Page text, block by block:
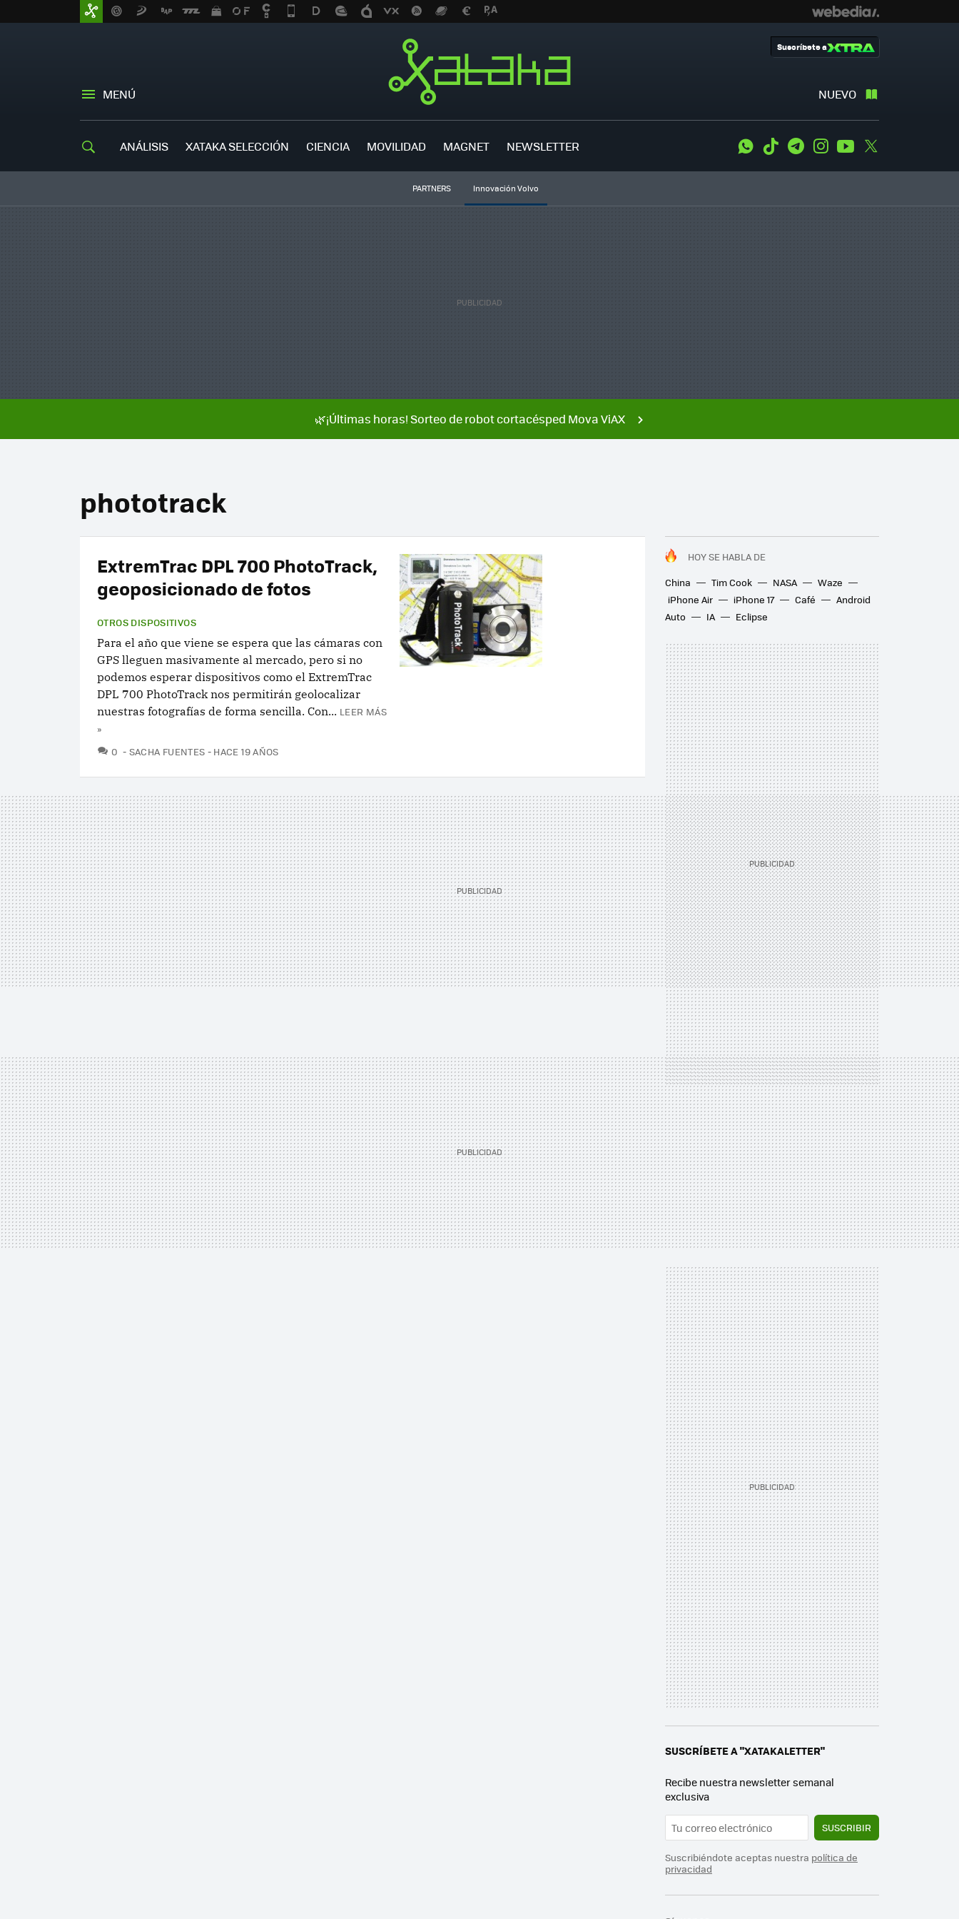
MENÚ NUEVO
Suscríbete a
ANÁLISIS XATAKA SELECCIÓN CIENCIA MOVILIDAD MAGNET NEWSLETTER WhatsApp
Tiktok TelegramInstagramYoutube
PARTNERS Innovación Volvo
🌿¡Últimas horas! Sorteo de robot cortacésped Mova ViAX
phototrack
HOY SE HABLA DE
China
Tim Cook NASA
Waze
iPhone Air
iPhone 17 Café
Android
Auto
IA Eclipse
ExtremTrac DPL 700 PhotoTrack,
geoposicionado de fotos
OTROS DISPOSITIVOS
Para el año que viene se espera que las cámaras con
GPS lleguen masivamente al mercado, pero si no
podemos esperar dispositivos como el ExtremTrac
DPL 700 PhotoTrack nos permitirán geolocalizar
nuestras fotografías de forma sencilla. Con... LEER MÁS
»
0 COMENTARIOS
SACHA FUENTES HACE 19 AÑOS
SUSCRÍBETE A "XATAKALETTER"
Recibe nuestra newsletter semanal
exclusiva
SUSCRIBIR
Suscribiéndote aceptas nuestra política de
privacidad